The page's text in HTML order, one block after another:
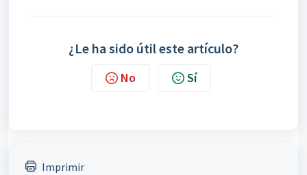
¿Le ha sido útil este artículo?
No Sí
Imprimir